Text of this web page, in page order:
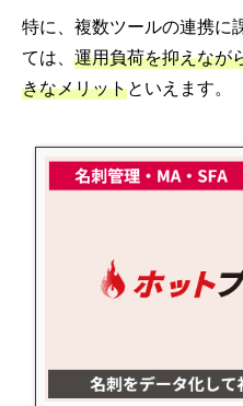
特に、複数ツールの連携に
ては、 運用負荷を抑えなが
きなメリットといえます。